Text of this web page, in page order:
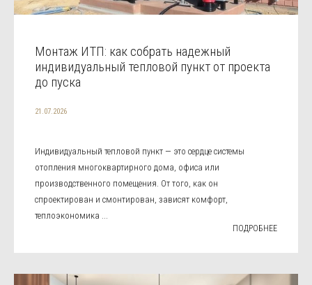
Монтаж ИТП: как собрать надежный
индивидуальный тепловой пункт от проекта
до пуска
21.07.2026
Индивидуальный тепловой пункт — это сердце системы
отопления многоквартирного дома, офиса или
производственного помещения. От того, как он
спроектирован и смонтирован, зависят комфорт,
теплоэкономика ...
ПОДРОБНЕЕ